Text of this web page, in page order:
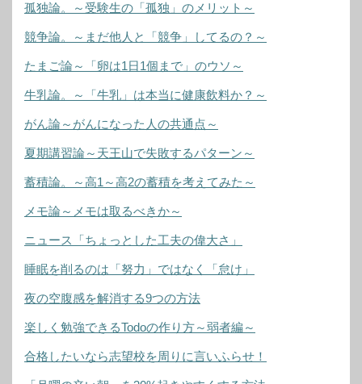
孤独論。～受験生の「孤独」のメリット～
競争論。～まだ他人と「競争」してるの？～
たまご論～「卵は1日1個まで」のウソ～
牛乳論。～「牛乳」は本当に健康飲料か？～
がん論～がんになった人の共通点～
夏期講習論～天王山で失敗するパターン～
蓄積論。～高1～高2の蓄積を考えてみた～
メモ論～メモは取るべきか～
ニュース「ちょっとした工夫の偉大さ」
睡眠を削るのは「努力」ではなく「怠け」
夜の空腹感を解消する9つの方法
楽しく勉強できるTodoの作り方～弱者編～
合格したいなら志望校を周りに言いふらせ！